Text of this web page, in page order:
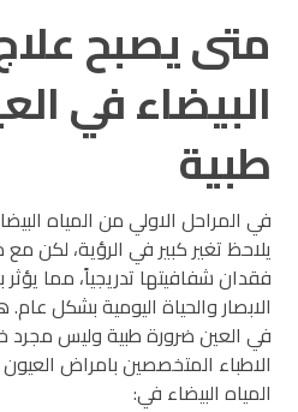
متى يصبح
البيضاء في
طبية
في المراحل الاولي من المياه
يلاحظ تغير كبير في الرؤية، لكن
فقدان شفافيتها تدريجياً، مما
الابصار والحياة اليومية بشكل عام.
في العين ضرورة طبية وليس مجرد
الاطباء المتخصصين بامراض العيون
المياه البيضاء في: